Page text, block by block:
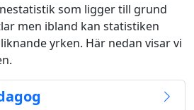
som ligger till grund
men ibland kan statistiken
yrken. Här nedan visar vi